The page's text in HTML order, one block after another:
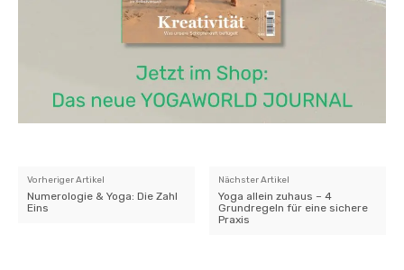
Vorheriger Artikel
Numerologie & Yoga: Die Zahl
Eins
Nächster Artikel
Yoga allein zuhaus – 4
Grundregeln für eine sichere
Praxis